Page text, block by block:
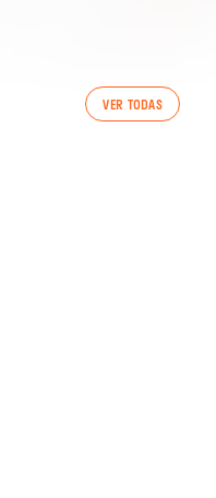
VER TODAS
CF 7/8/2026